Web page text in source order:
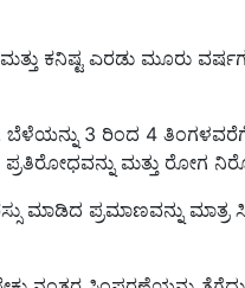
ಕನಿಷ್ಟ ಎರಡು ಮೂರು
3 ರಿಂದ 4 ತಿಂಗಳವರೆಗೆ
ಮತ್ತು ರೋಗ
ಮಾಡಿದ ಪ್ರಮಾಣವನ್ನು ಮಾತ್ರ